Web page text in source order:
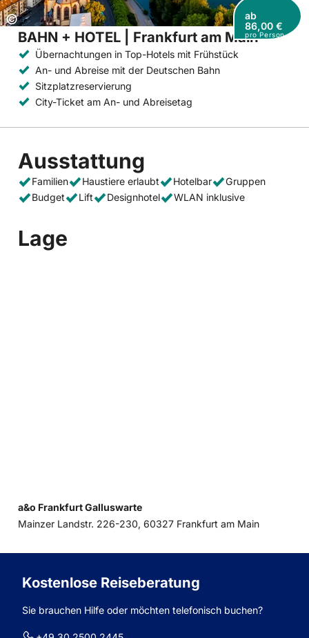
Copyright:
©
ab
86,00 €
pro Person
BAHN + HOTEL | Frankfurt am Main
Übernachtungen in Top-Hotels mit Frühstück
An- und Abreise mit der Deutschen Bahn
Sitzplatzreservierung
City-Ticket am An- und Abreisetag
Ausstattung
Familien Haustiere erlaubt Hotelbar
Gruppen
Budget
Lift Designhotel WLAN inklusive
Lage
a&o Frankfurt Galluswarte
Mainzer Landstr. 226-230, 60327 Frankfurt am Main
Kostenlose Reiseberatung
Sie brauchen Hilfe oder möchten telefonisch buchen?